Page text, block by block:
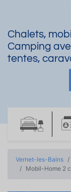
Chalets,
Camping
tentes,
Vernet-les-Bains
Mobil-Home 2